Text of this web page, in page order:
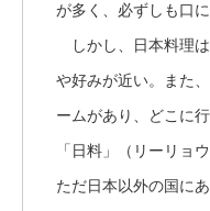
が多く、必ずしも口
しかし、日本料理
や好みが近い。また
ームがあり、どこに
「日料」（リーリョ
ただ日本以外の国に